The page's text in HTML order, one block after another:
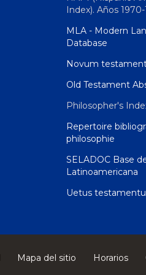
Index). Años
MLA - Modern
Database
Novum
Old Testament
Philosopher's
Repertoire
philosophie
SELADOC Base
Latinoamericana
Uetus
Mapa del sitio Horarios